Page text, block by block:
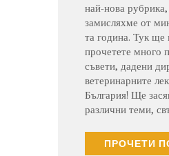
най-нова рубрика,
замисляхме от
та година. Тук ще
прочетете много
съвети, дадени
ветеринарните
България! Ще
различни теми,
ПРОЧЕТИ